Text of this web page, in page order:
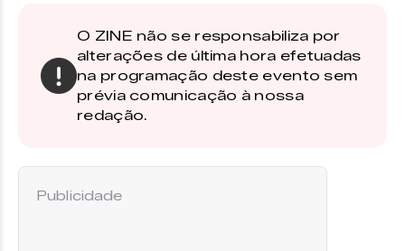
O ZINE não se responsabiliza por
alterações de última hora efetuadas
na programação deste evento sem
prévia comunicação à nossa
redação.
Publicidade